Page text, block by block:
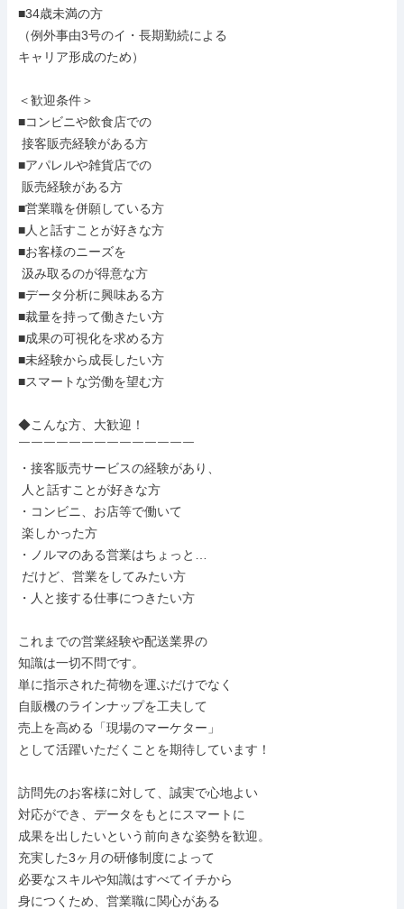
■34歳未満の方
（例外事由3号のイ・長期勤続による
キャリア形成のため）
＜歓迎条件＞
■コンビニや飲食店での
■アパレルや雑貨店での
■営業職を併願している方
■人と話すことが好きな方
■お客様のニーズを
■データ分析に興味ある方
■裁量を持って働きたい方
■成果の可視化を求める方
■未経験から成長したい方
■スマートな労働を望む方
◆こんな方、大歓迎！
￣￣￣￣￣￣￣￣￣￣￣￣￣￣
・接客販売サービスの経験があり、
・コンビニ、お店等で働いて
・ノルマのある営業はちょっと…
・人と接する仕事につきたい方
これまでの営業経験や配送業界の
知識は一切不問です。
単に指示された荷物を運ぶだけでなく
自販機のラインナップを工夫して
売上を高める「現場のマーケター」
として活躍いただくことを期待しています！
訪問先のお客様に対して、誠実で心地よい
対応ができ、データをもとにスマートに
成果を出したいという前向きな姿勢を歓迎。
充実した3ヶ月の研修制度によって
必要なスキルや知識はすべてイチから
身につくため、営業職に関心がある